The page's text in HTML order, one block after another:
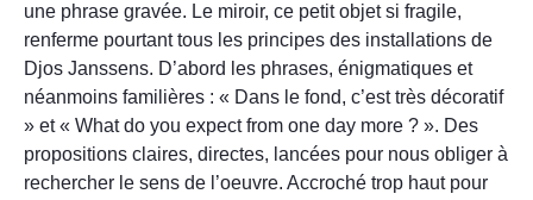
une phrase gravée. Le miroir, ce petit objet si fragile,
renferme pourtant tous les principes des installations de
Djos Janssens. D’abord les phrases, énigmatiques et
néanmoins familières : « Dans le fond, c’est très décoratif
» et « What do you expect from one day more ? ». Des
propositions claires, directes, lancées pour nous obliger à
rechercher le sens de l’oeuvre. Accroché trop haut pour